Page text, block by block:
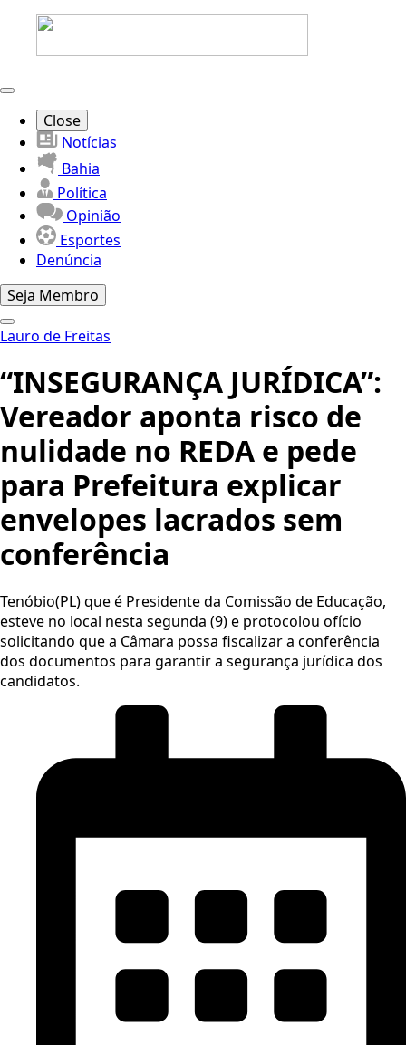
Close
Notícias
Bahia
Política
Opinião
Esportes
Denúncia
Seja Membro
Lauro de Freitas
“INSEGURANÇA JURÍDICA”:
Vereador aponta risco de
nulidade no REDA e pede
para Prefeitura explicar
envelopes lacrados sem
conferência
Tenóbio(PL) que é Presidente da Comissão de Educação,
esteve no local nesta segunda (9) e protocolou ofício
solicitando que a Câmara possa fiscalizar a conferência
dos documentos para garantir a segurança jurídica dos
candidatos.